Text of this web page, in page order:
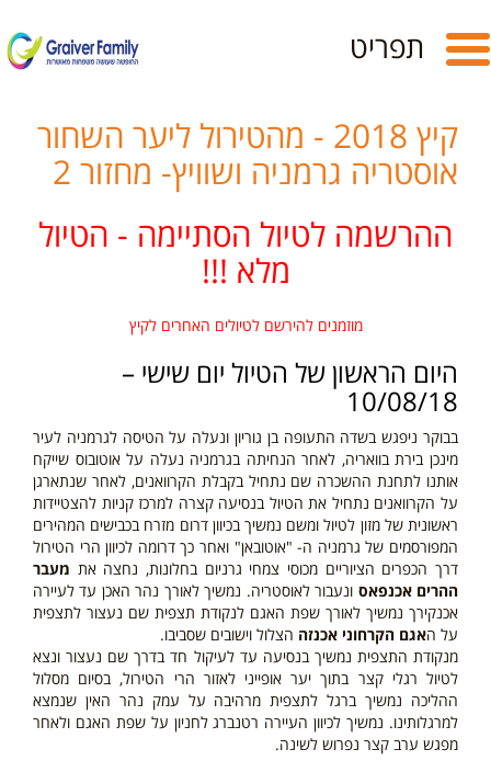
Toggle
navigation
תפריט
קיץ 2018 - מהטירול ליער השחור
אוסטריה גרמניה ושוויץ- מחזור 2
ההרשמה לטיול הסתיימה - הטיול
מלא !!!
מוזמנים להירשם לטיולים האחרים לקיץ
היום הראשון של הטיול יום שישי –
10/08/18
בבוקר ניפגש בשדה התעופה בן גוריון ונעלה על הטיסה לגרמניה לעיר
מינכן בירת בוואריה, לאחר הנחיתה בגרמניה נעלה על אוטובוס שייקח
אותנו לתחנת ההשכרה שם נתחיל בקבלת הקרוואנים, לאחר שנתארגן
על הקרוואנים נתחיל את הטיול בנסיעה קצרה למרכז קניות להצטיידות
ראשונית של מזון לטיול ומשם נמשיך בכיוון דרום מזרח בכבישים המהירים
המפורסמים של גרמניה ה- "אוטובאן" ואחר כך דרומה לכיוון הרי הטירול
דרך הכפרים הציוריים מכוסי צמחי גרניום בחלונות, נחצה את מעבר
ההרים אכנפאס ונעבור לאוסטריה. נמשיך לאורך נהר האכן עד לעיירה
אכנקירך נמשיך לאורך שפת האגם לנקודת תצפית שם נעצור לתצפית
על האגם הקרחוני אכנזה הצלול וישובים שסביבו.
מנקודת התצפית נמשיך בנסיעה עד לעיקול חד בדרך שם נעצור ונצא
לטיול רגלי קצר בתוך יער אופייני לאזור הרי הטירול, בסיום מסלול
ההליכה נמשיך ברגל לתצפית מרהיבה על עמק נהר האין שנמצא
למרגלותינו. נמשיך לכיוון העיירה רטנברג לחניון על שפת האגם ולאחר
מפגש ערב קצר נפרוש לשינה.